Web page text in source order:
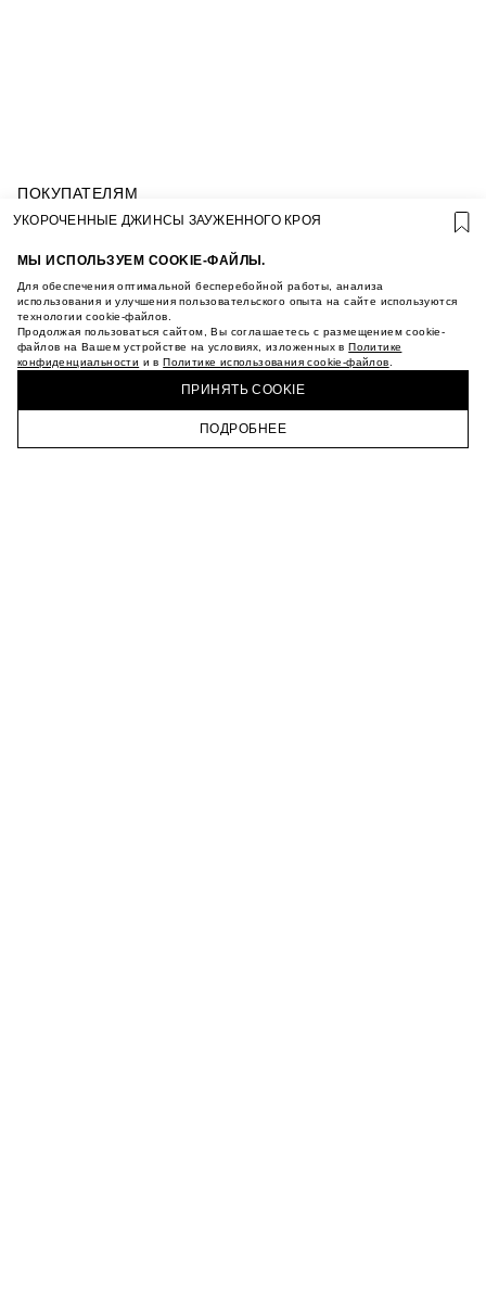
МЫ ИСПОЛЬЗУЕМ COOKIE-ФАЙЛЫ.
Для обеспечения оптимальной бесперебойной работы, анализа
использования и улучшения пользовательского опыта на сайте используются
технологии cookie-файлов.
Продолжая пользоваться сайтом, Вы соглашаетесь с размещением cookie-
файлов на Вашем устройстве на условиях, изложенных вПолитике
конфиденциальности и вПолитике использования cookie-файлов
ПРИНЯТЬ COOKIE
ПОДРОБНЕЕ
ГЛАВНАЯ КАТАЛОГ КОРЗИНА ПРОФИЛЬ
ПОКУПАТЕЛЯМ
УСЛОВИЯ ИСПОЛЬЗОВАНИЯ ПОДАРОЧНЫХ
ПОЛИТИКА КОНФИДЕНЦИАЛЬНОСТИ
ПОЛИТИКА COOKIE
УСЛОВИЯ ПОКУПКИ
О НАС
МАГАЗИНЫ
КАРЬЕРА
ТЕЛЕГРАМ
ПОДПИСАТЬСЯ НА НОВОСТИ
УКОРОЧЕННЫЕ ДЖИНСЫ ЗАУЖЕННОГО КРОЯ
КУПИТЬ + ПОЛУЧИТЬ В МАГАЗИНЕ MAAG